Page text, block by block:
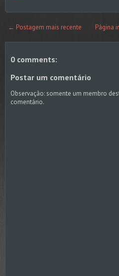
← Postagem mais recente Página
0 comments:
Postar um comentário
Observação: somente um membro
comentário.